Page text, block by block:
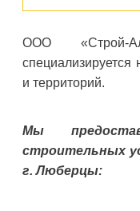
ООО «Строй-
специализируется
и территорий.
Мы
строительных
г. Люберцы: